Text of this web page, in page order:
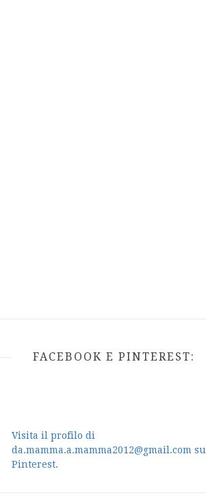
FACEBOOK E PINTEREST:
Visita il profilo di
da.mamma.a.mamma2012@gmail.com su
Pinterest.